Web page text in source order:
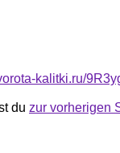
kalitki.ru/
du zur vorherigen